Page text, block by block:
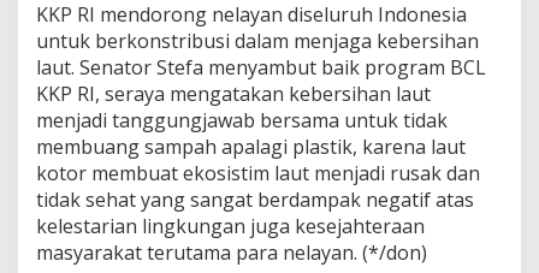
KKP RI mendorong nelayan diseluruh Indonesia
untuk berkonstribusi dalam menjaga kebersihan
laut. Senator Stefa menyambut baik program BCL
KKP RI, seraya mengatakan kebersihan laut
menjadi tanggungjawab bersama untuk tidak
membuang sampah apalagi plastik, karena laut
kotor membuat ekosistim laut menjadi rusak dan
tidak sehat yang sangat berdampak negatif atas
kelestarian lingkungan juga kesejahteraan
masyarakat terutama para nelayan. (*/don)